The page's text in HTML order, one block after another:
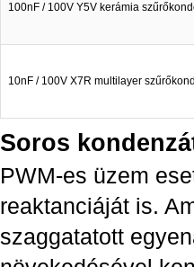
100nF / 100V Y5V kerámia
10nF / 100V X7R multilayer
Soros
PWM-es üzem
reaktanciáját is.
szaggatatott